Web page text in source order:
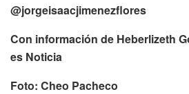
@jorgeisaacjimenezflores
Con información de Heberlizeth
es Noticia
Foto: Cheo Pacheco